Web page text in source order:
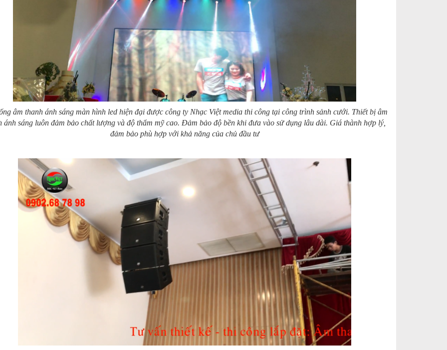
âm thanh ánh sáng màn hình led hiện đại được công ty Nhạc Việt media thi công tại công trình sảnh cưới. Thiết bị âm
ánh sáng luôn đảm bảo chất lượng và độ thẩm mỹ cao. Đảm bảo độ bền khi đưa vào sử dụng lâu dài. Giá thành hợp lý,
đảm bảo phù hợp với khả năng của chủ đầu tư